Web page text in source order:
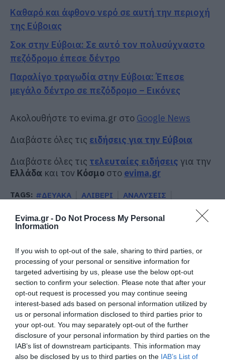
Evima.gr - Do Not Process My Personal
Information
If you wish to opt-out of the sale, sharing to third parties, or
processing of your personal or sensitive information for
targeted advertising by us, please use the below opt-out
section to confirm your selection. Please note that after your
opt-out request is processed you may continue seeing
interest-based ads based on personal information utilized by
us or personal information disclosed to third parties prior to
your opt-out. You may separately opt-out of the further
disclosure of your personal information by third parties on the
IAB’s list of downstream participants. This information may
also be disclosed by us to third parties on the IAB’s List of
Καθαρό και άφθονο νερό σε αυτή την περιοχή
της Εύβοιας
Σοκ στην Εύβοια: Σε αυτό τον πολυσύχναστο
πεζόδρομο έπεσε δέντρο
Παραλίγο τραγωδία στην Εύβοια: Έπεσε
μεγάλο δέντρο σε πεζόδρομο – Εικόνες
Ακολουθήστε το evima.gr στο Google News
Διαβάστε όλες τις ειδήσεις για την Εύβοια
Διαβάστε όλες τις τελευταίες ειδήσεις για την
Ελλάδα και τον Κόσμο στο evima.gr
TAGS: #ΔΕΥΑΚΑ ΑΛΙΒΕΡΙ
ΑΝΑΛΥΣΕΙΣ
ΝΕΑ
ΝΕΡΟ
Συναγερμός στη Χαλκίδα: Γυναίκα
έπεσε από την Υψηλή Γέφυρα
06.08.2026 | 15:10
Στην ΑΑΔΕ ο Μητσοτάκης για το
myAGRO – Τι δήλωσε
06.08.2026 | 15:00